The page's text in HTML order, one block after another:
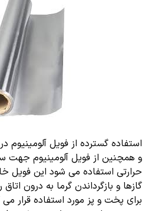
استفاده گسترده از فویل
و همچنین از فویل آلومینیوم جهت
حرارتی استفاده می شود این فویل
گازها و بازگرداندن گرما به درون
برای پخت و پز مورد استفاده